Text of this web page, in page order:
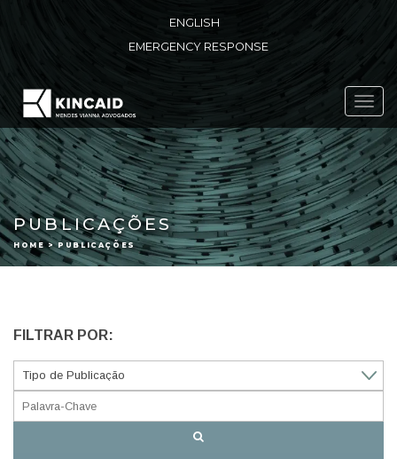
ENGLISH
EMERGENCY RESPONSE
PUBLICAÇÕES
HOME > PUBLICAÇÕES
FILTRAR POR: